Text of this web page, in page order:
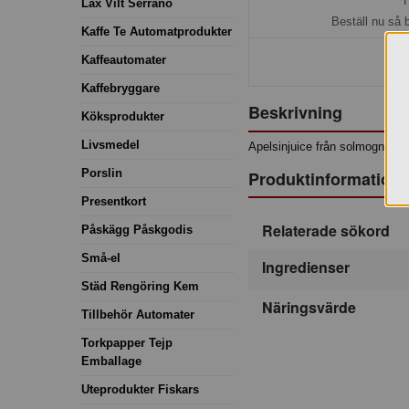
Lax Vilt Serrano
Kaffe Te Automatprodukter
Kaffeautomater
Kaffebryggare
Köksprodukter
Livsmedel
Porslin
Presentkort
Påskägg Påskgodis
Små-el
Städ Rengöring Kem
Tillbehör Automater
Torkpapper Tejp
Emballage
Uteprodukter Fiskars
Beställ nu så
Beskrivning
Apelsinjuice från solmogna
Produktinformation
Relaterade sökord
Ingredienser
Näringsvärde